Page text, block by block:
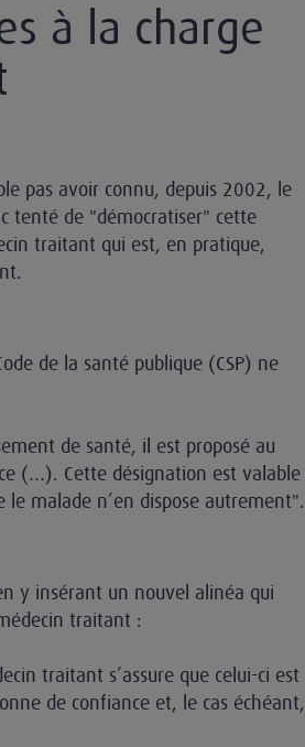
à la charge
pas avoir connu, depuis 2002, le
tenté de "démocratiser" cette
traitant qui est, en pratique,
de la santé publique (CSP) ne
de santé, il est proposé au
(…). Cette désignation est valable
le malade n’en dispose autrement".
y insérant un nouvel alinéa qui
traitant :
traitant s’assure que celui-ci est
de confiance et, le cas échéant,